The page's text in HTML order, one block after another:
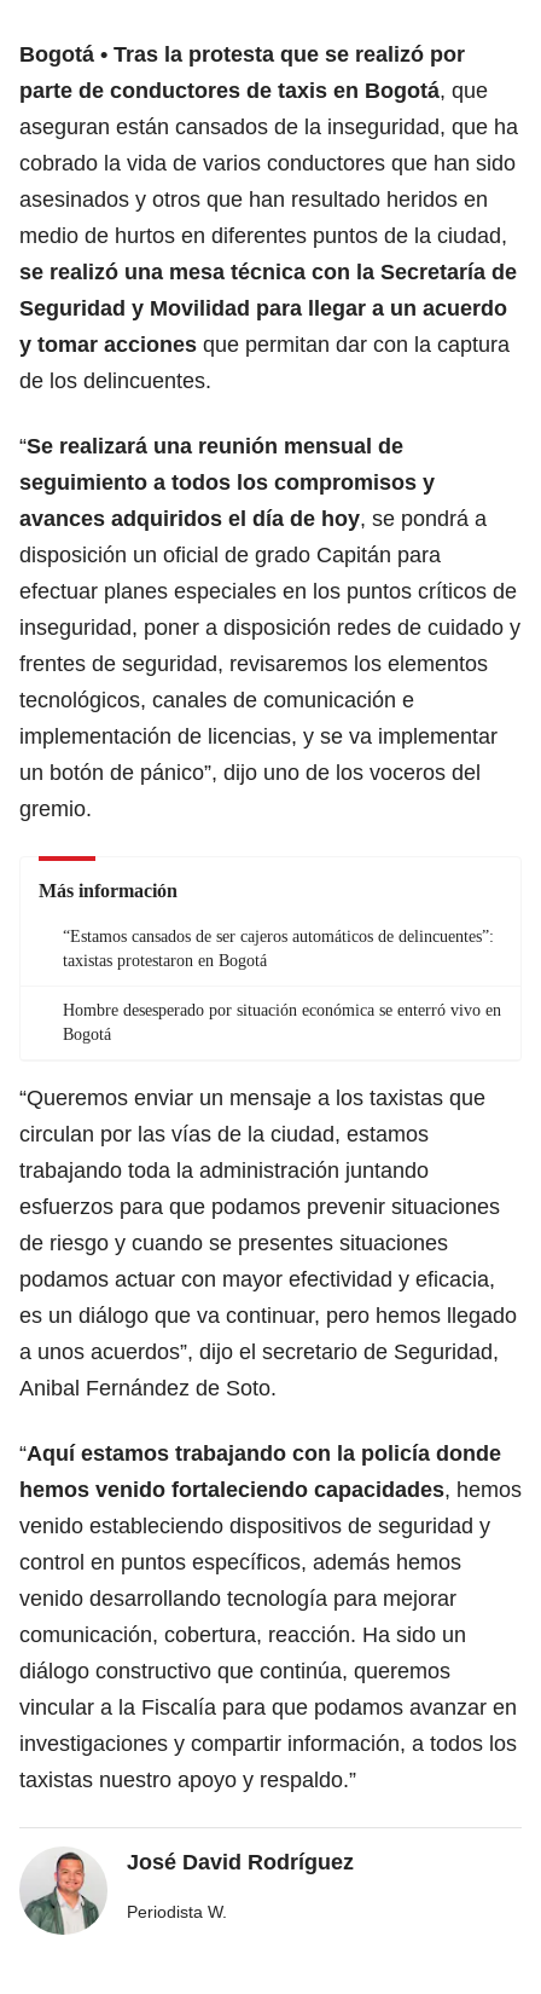
Bogotá
Tras la protesta que se realizó por
parte de conductores de taxis en Bogotá, que
aseguran están cansados de la inseguridad, que ha
cobrado la vida de varios conductores que han sido
asesinados y otros que han resultado heridos en
medio de hurtos en diferentes puntos de la ciudad,
se realizó una mesa técnica con la Secretaría de
Seguridad y Movilidad para llegar a un acuerdo
y tomar acciones que permitan dar con la captura
de los delincuentes.
“Se realizará una reunión mensual de
seguimiento a todos los compromisos y
avances adquiridos el día de hoy, se pondrá a
disposición un oficial de grado Capitán para
efectuar planes especiales en los puntos críticos de
inseguridad, poner a disposición redes de cuidado y
frentes de seguridad, revisaremos los elementos
tecnológicos, canales de comunicación e
implementación de licencias, y se va implementar
un botón de pánico”, dijo uno de los voceros del
gremio.
Más información
“Estamos cansados de ser cajeros automáticos de delincuentes”:
taxistas protestaron en Bogotá
Hombre desesperado por situación económica se enterró vivo en
Bogotá
“Queremos enviar un mensaje a los taxistas que
circulan por las vías de la ciudad, estamos
trabajando toda la administración juntando
esfuerzos para que podamos prevenir situaciones
de riesgo y cuando se presentes situaciones
podamos actuar con mayor efectividad y eficacia,
es un diálogo que va continuar, pero hemos llegado
a unos acuerdos”, dijo el secretario de Seguridad,
Anibal Fernández de Soto.
“Aquí estamos trabajando con la policía donde
hemos venido fortaleciendo capacidades, hemos
venido estableciendo dispositivos de seguridad y
control en puntos específicos, además hemos
venido desarrollando tecnología para mejorar
comunicación, cobertura, reacción. Ha sido un
diálogo constructivo que continúa, queremos
vincular a la Fiscalía para que podamos avanzar en
investigaciones y compartir información, a todos los
taxistas nuestro apoyo y respaldo.”
José David Rodríguez
Periodista W.